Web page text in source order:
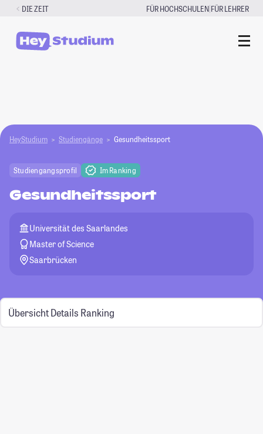
Zum
springen
DIE ZEIT FÜR HOCHSCHULEN|FÜR LEHRER
HeyStudium Studiengänge Gesundheitssport
Studiengangsprofil Im Ranking
Gesundheitssport
Universität des Saarlandes
Master of Science
Saarbrücken
Übersicht Details Ranking